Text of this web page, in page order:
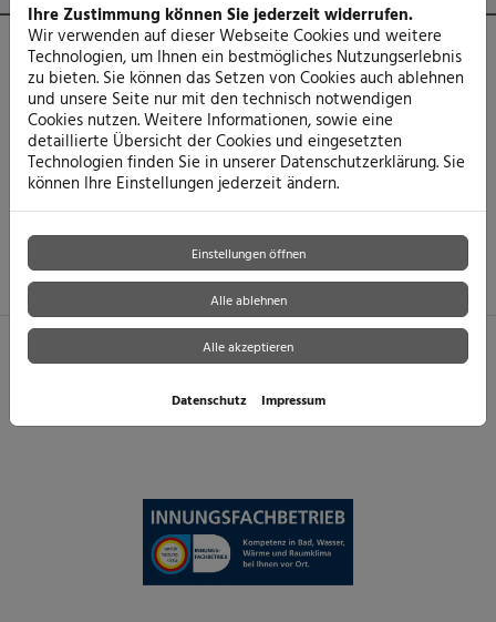
Sanitärräume für Flughäfen und Messegeländesowie
Sanitärräume für Sportstätten und Schulen bedürfen der
Möglichkeit zur gleichzeitigen Nutzung durch viele Personen.
Insbesondere der Schutz vor Vandalismus wird durch
moderne Installationslösungen und robuste Produkte
gewährleistet.
Ihre Zustimmung können Sie jederzeit widerrufen.
Wir verwenden auf dieser Webseite Cookies und weitere
Technologien, um Ihnen ein bestmögliches Nutzungserlebnis
zu bieten. Sie können das Setzen von Cookies auch ablehnen
und unsere Seite nur mit den technisch notwendigen
Cookies nutzen. Weitere Informationen, sowie eine
detaillierte Übersicht der Cookies und eingesetzten
Technologien finden Sie in unserer Datenschutzerklärung. Sie
können Ihre Einstellungen jederzeit ändern.
Einstellungen öffnen
Alle ablehnen
Alle akzeptieren
Datenschutz Impressum